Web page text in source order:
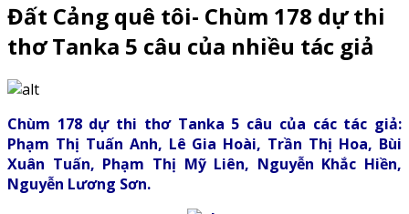
Đất Cảng quê tôi- Chùm 178 dự thi
thơ Tanka 5 câu của nhiều tác giả
Chùm 178 dự thi thơ Tanka 5 câu của các tác giả:
Phạm Thị Tuấn Anh, Lê Gia Hoài, Trần Thị Hoa, Bùi
Xuân Tuấn, Phạm Thị Mỹ Liên, Nguyễn Khắc Hiền,
Nguyễn Lương Sơn.